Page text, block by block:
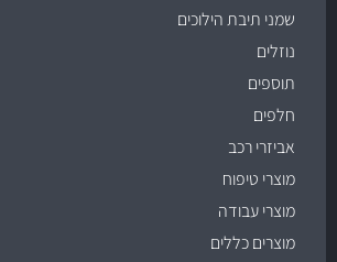
שמני תיבת הילוכים
נוזלים
תוספים
חלפים
אביזרי רכב
מוצרי טיפוח
מוצרי עבודה
מוצרים כללים